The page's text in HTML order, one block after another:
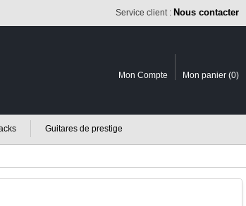
Service client : Nous contacter
Mon Compte Mon panier (0)
Guitares de prestige